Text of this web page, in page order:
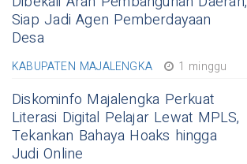
Siap Jadi Agen Pemberdayaan
Desa
KABUPATEN MAJALENGKA 1 minggu
Diskominfo Majalengka Perkuat
Literasi Digital Pelajar Lewat MPLS,
Tekankan Bahaya Hoaks hingga
Judi Online